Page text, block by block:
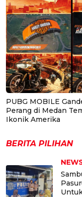
PUBG MOBILE
Perang di Medan
Ikonik Amerika
BERITA PILIHAN